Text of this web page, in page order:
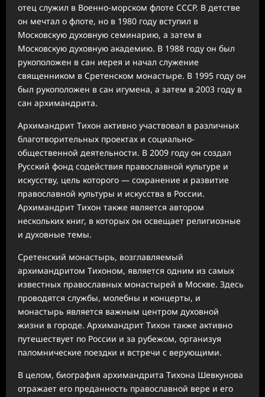
отец служил в Военно-морском флоте СССР. В детстве
он мечтал о флоте, но в 1980 году вступил в
Московскую духовную семинарию, а затем в
Московскую духовную академию. В 1988 году он был
рукоположен в сан иерея и начал служение
священником в Сретенском монастыре. В 1995 году он
был рукоположен в сан игумена, а затем в 2003 году в
сан архимандрита.
Архимандрит Тихон активно участвовал в различных
благотворительных проектах и социально-
общественной деятельности. В 2009 году он создал
Русский фонд содействия православной культуре и
искусству, цель которого — сохранение и развитие
православной культуры и искусства в России.
Архимандрит Тихон также является автором
нескольких книг, в которых он освещает религиозные
и духовные темы.
Сретенский монастырь, возглавляемый
архимандритом Тихоном, является одним из самых
известных православных монастырей в Москве. Здесь
проводятся службы, молебны и концерты, и
монастырь является важным центром духовной
жизни в городе. Архимандрит Тихон также активно
путешествует по России и за рубежом, организуя
паломнические поездки и встречи с верующими.
В целом, биография архимандрита Тихона Шевкунова
отражает его преданность православной вере и его